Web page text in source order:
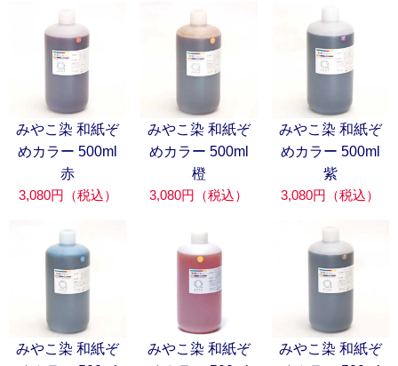
みやこ染 和紙ぞ
めカラー 500ml
赤
3,080円（税込）
みやこ染 和紙ぞ
めカラー 500ml
橙
3,080円（税込）
みやこ染 和紙ぞ
めカラー 500ml
紫
3,080円（税込）
みやこ染 和紙ぞ
みやこ染 和紙ぞ
みやこ染 和紙ぞ